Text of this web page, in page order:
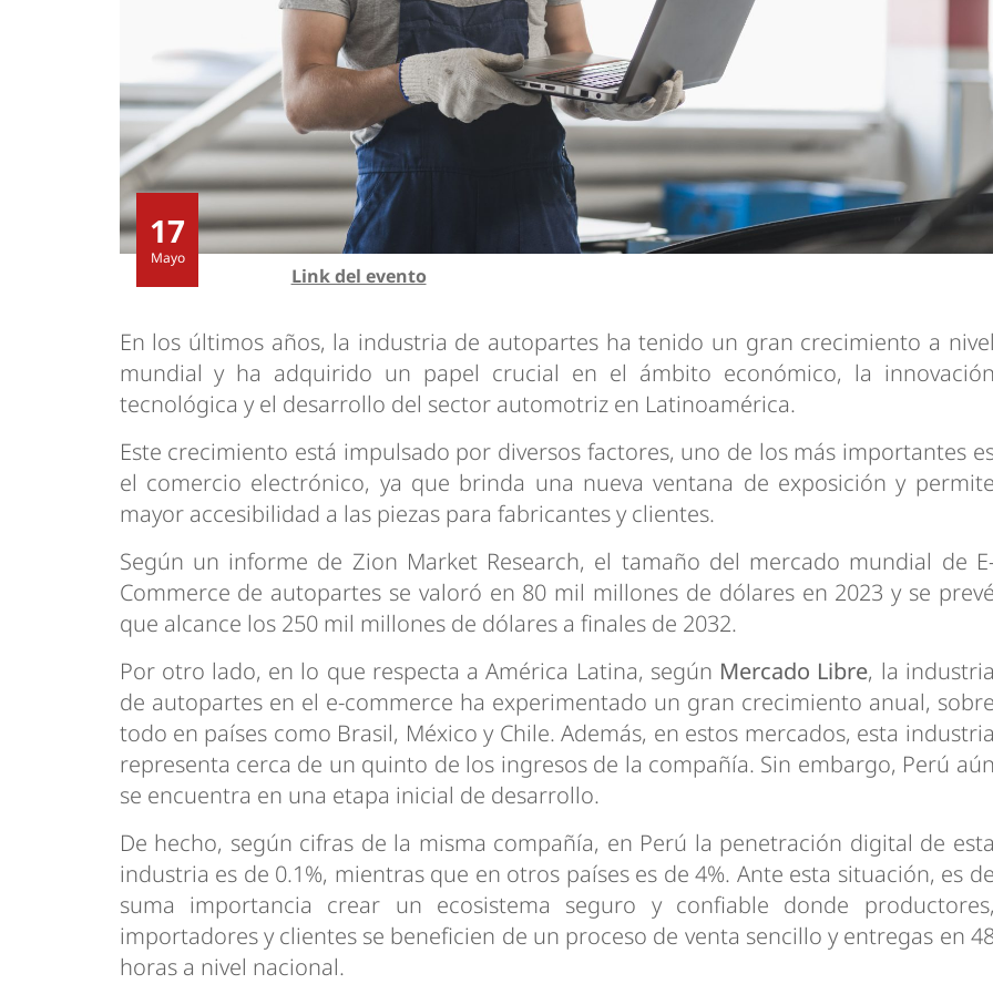
17
Mayo
Link del evento
En los últimos años, la industria de autopartes ha tenido un gran crecimiento a nivel
mundial y ha adquirido un papel crucial en el ámbito económico, la innovación
tecnológica y el desarrollo del sector automotriz en Latinoamérica.
Este crecimiento está impulsado por diversos factores, uno de los más importantes
el comercio electrónico, ya que brinda una nueva ventana de exposición y permite
mayor accesibilidad a las piezas para fabricantes y clientes.
Según un informe de Zion Market Research, el tamaño del mercado mundial de
Commerce de autopartes se valoró en 80 mil millones de dólares en 2023 y se prevé
que alcance los 250 mil millones de dólares a finales de 2032.
Por otro lado, en lo que respecta a América Latina, según Mercado Libre, la industria
de autopartes en el e-commerce ha experimentado un gran crecimiento anual, sobre
todo en países como Brasil, México y Chile. Además, en estos mercados, esta industria
representa cerca de un quinto de los ingresos de la compañía. Sin embargo, Perú aún
se encuentra en una etapa inicial de desarrollo.
De hecho, según cifras de la misma compañía, en Perú la penetración digital de esta
industria es de 0.1%, mientras que en otros países es de 4%. Ante esta situación, es de
suma importancia crear un ecosistema seguro y confiable donde productores,
importadores y clientes se beneficien de un proceso de venta sencillo y entregas en
horas a nivel nacional.